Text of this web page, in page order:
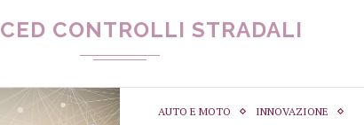
CED CONTROLLI STRADALI
AUTO E MOTO
INNOVAZIONE